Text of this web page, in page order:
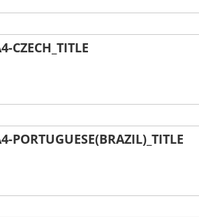
CZECH_TITLE
PORTUGUESE(BRAZIL)_TITLE